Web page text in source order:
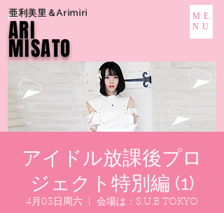
亜利美里＆Arimiri
ARI
MISATO
ME
NU
アイドル放課後プロ
ジェクト特別編 (1)
4月03日周六 会場は：S.U.B TOKYO